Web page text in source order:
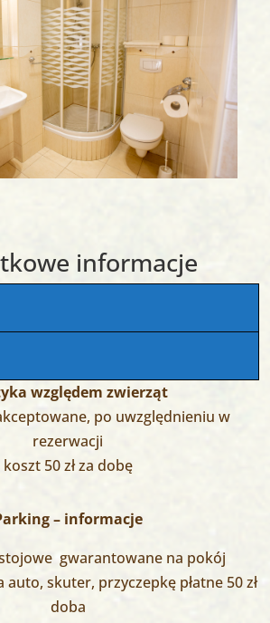
informacje
względem zwierząt
po uwzględnieniu w
rezerwacji
koszt 50 zł za dobę
– informacje
gwarantowane na pokój
skuter, przyczepkę płatne 50 zł
doba